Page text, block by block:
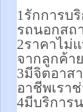
1รักการบ
รถนอกสถ
2ราคาไม่
จากลูกค้า
3มีจิตอาส
อาชีพเรา
4มีบริการ